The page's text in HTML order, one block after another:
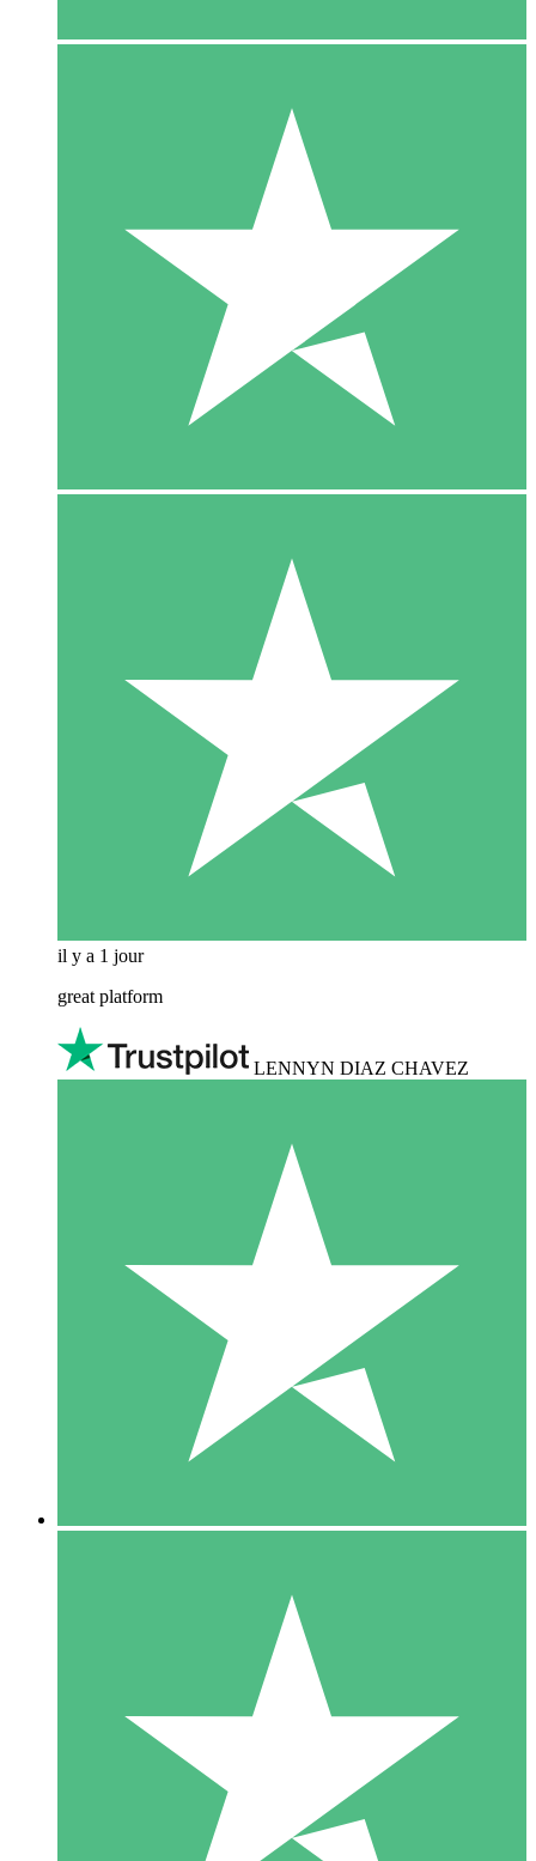
il y a 1 jour
great platform
LENNYN DIAZ CHAVEZ